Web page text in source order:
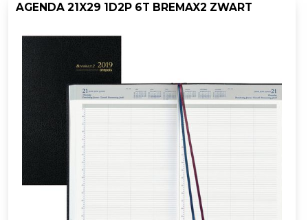
AGENDA 21X29 1D2P 6T BREMAX2 ZWART